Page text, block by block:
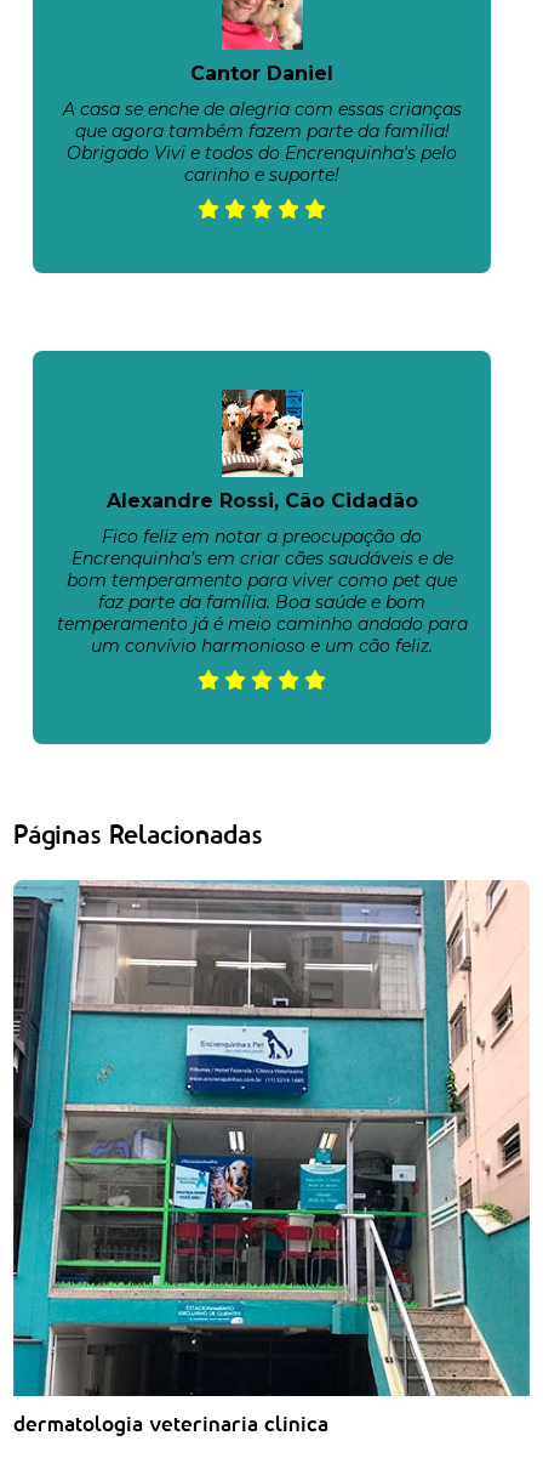
Cantor Daniel
A casa se enche de alegria com essas crianças
que agora também fazem parte da família!
Obrigado Vivi e todos do Encrenquinha's pelo
carinho e suporte!
Alexandre Rossi, Cão Cidadão
Fico feliz em notar a preocupação do
Encrenquinha’s em criar cães saudáveis e de
bom temperamento para viver como pet que
faz parte da família. Boa saúde e bom
temperamento já é meio caminho andado para
um convívio harmonioso e um cão feliz.
Páginas Relacionadas
dermatologia veterinaria clinica